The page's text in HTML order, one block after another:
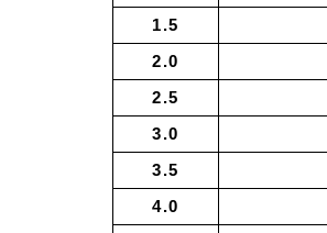
1.5
2.0
2.5
3.0
3.5
4.0